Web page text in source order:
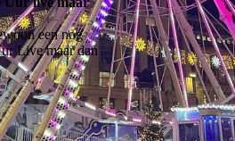
een nog
Live maar dan